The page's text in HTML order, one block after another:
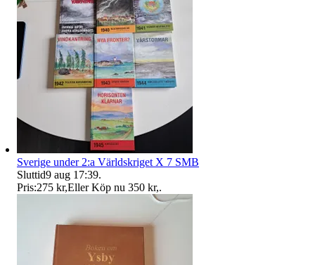
Sverige under 2:a Världskriget X 7 SMB
Sluttid9 aug 17:39.
Pris:275 kr,Eller Köp nu 350 kr,.